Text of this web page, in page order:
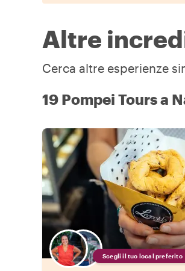
Altre
Cerca altre esperienze
19 Pompei Tours a
Scegli il tuo local preferito